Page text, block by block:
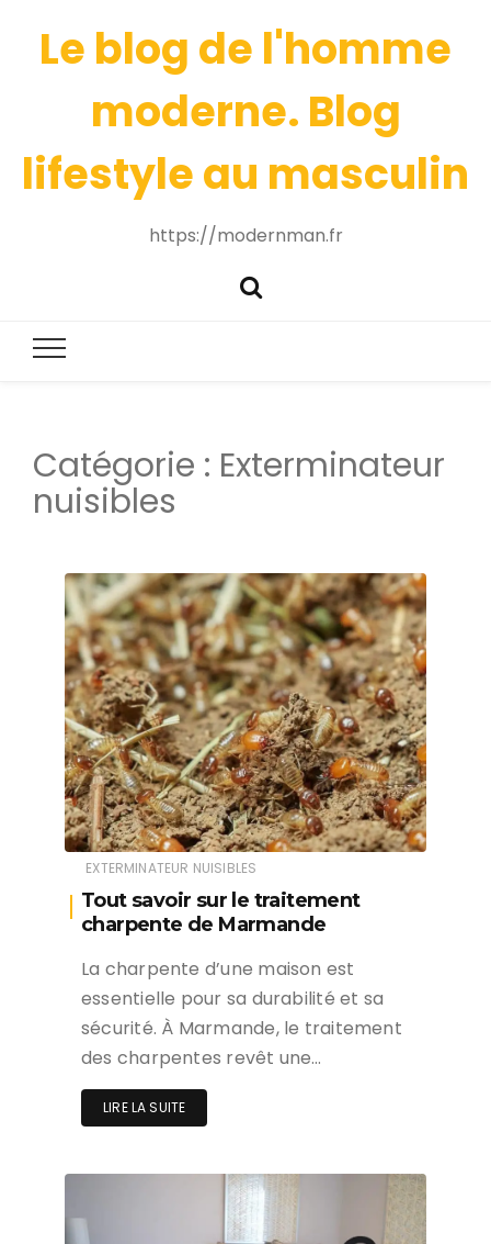
Le blog de l'homme
moderne. Blog
lifestyle au masculin
https://modernman.fr
Catégorie : Exterminateur
nuisibles
EXTERMINATEUR NUISIBLES
Tout savoir sur le traitement
charpente de Marmande
La charpente d’une maison est
essentielle pour sa durabilité et sa
sécurité. À Marmande, le traitement
des charpentes revêt une…
LIRE LA SUITE